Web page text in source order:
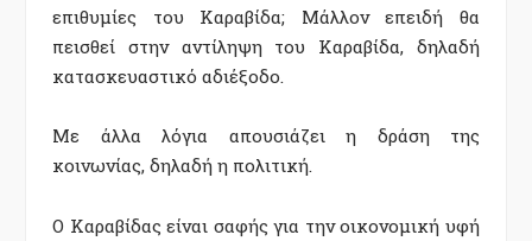
επιθυμίες του Καραβίδα; Μάλλον επειδή θα
πεισθεί στην αντίληψη του Καραβίδα, δηλαδή
κατασκευαστικό αδιέξοδο.
Με άλλα λόγια απουσιάζει η δράση της
κοινωνίας, δηλαδή η πολιτική.
Ο Καραβίδας είναι σαφής για την οικονομική υφή